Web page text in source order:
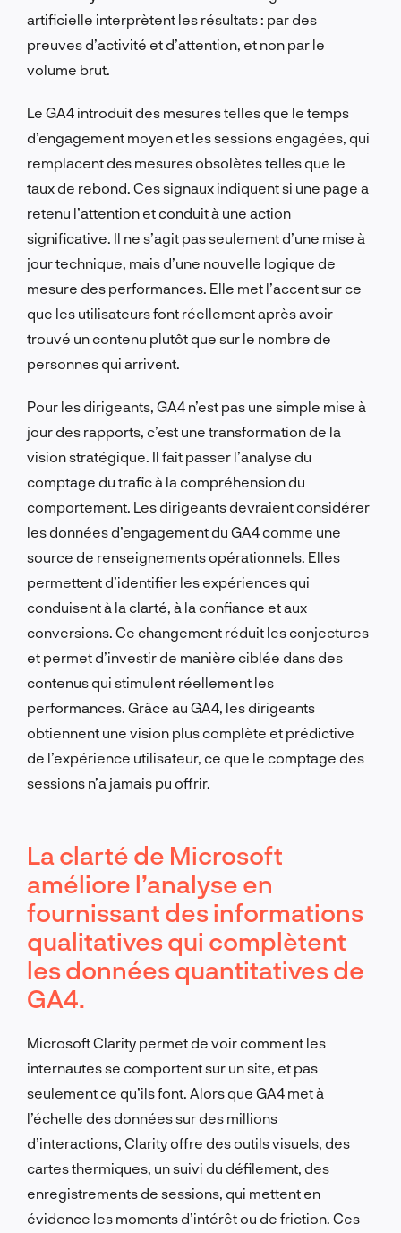
artificielle interprètent les résultats : par des
preuves d’activité et d’attention, et non par le
volume brut.
Le GA4 introduit des mesures telles que le temps
d’engagement moyen et les sessions engagées, qui
remplacent des mesures obsolètes telles que le
taux de rebond. Ces signaux indiquent si une page a
retenu l’attention et conduit à une action
significative. Il ne s’agit pas seulement d’une mise à
jour technique, mais d’une nouvelle logique de
mesure des performances. Elle met l’accent sur ce
que les utilisateurs font réellement après avoir
trouvé un contenu plutôt que sur le nombre de
personnes qui arrivent.
Pour les dirigeants, GA4 n’est pas une simple mise à
jour des rapports, c’est une transformation de la
vision stratégique. Il fait passer l’analyse du
comptage du trafic à la compréhension du
comportement. Les dirigeants devraient considérer
les données d’engagement du GA4 comme une
source de renseignements opérationnels. Elles
permettent d’identifier les expériences qui
conduisent à la clarté, à la confiance et aux
conversions. Ce changement réduit les conjectures
et permet d’investir de manière ciblée dans des
contenus qui stimulent réellement les
performances. Grâce au GA4, les dirigeants
obtiennent une vision plus complète et prédictive
de l’expérience utilisateur, ce que le comptage des
sessions n’a jamais pu offrir.
La clarté de Microsoft
améliore l’analyse en
fournissant des informations
qualitatives qui complètent
les données quantitatives de
GA4.
Microsoft Clarity permet de voir comment les
internautes se comportent sur un site, et pas
seulement ce qu’ils font. Alors que GA4 met à
l’échelle des données sur des millions
d’interactions, Clarity offre des outils visuels, des
cartes thermiques, un suivi du défilement, des
enregistrements de sessions, qui mettent en
évidence les moments d’intérêt ou de friction. Ces